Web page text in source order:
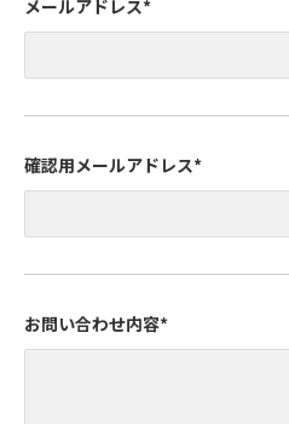
メールアドレス*
確認用メールアドレス*
お問い合わせ内容*